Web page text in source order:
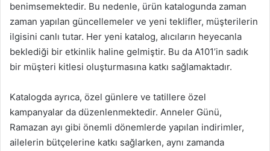
benimsemektedir. Bu nedenle, ürün katalogunda zaman
zaman yapılan güncellemeler ve yeni teklifler, müşterilerin
ilgisini canlı tutar. Her yeni katalog, alıcıların heyecanla
beklediği bir etkinlik haline gelmiştir. Bu da A101’in sadık
bir müşteri kitlesi oluşturmasına katkı sağlamaktadır.
Katalogda ayrıca, özel günlere ve tatillere özel
kampanyalar da düzenlenmektedir. Anneler Günü,
Ramazan ayı gibi önemli dönemlerde yapılan indirimler,
ailelerin bütçelerine katkı sağlarken, aynı zamanda